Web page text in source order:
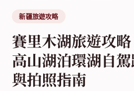
新疆旅遊攻略
賽里木湖旅遊攻
高山湖泊環湖自
與拍照指南